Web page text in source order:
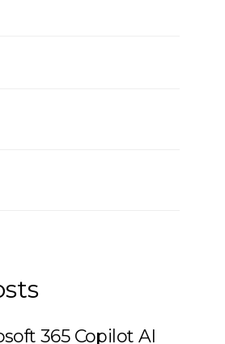
365 Copilot AI